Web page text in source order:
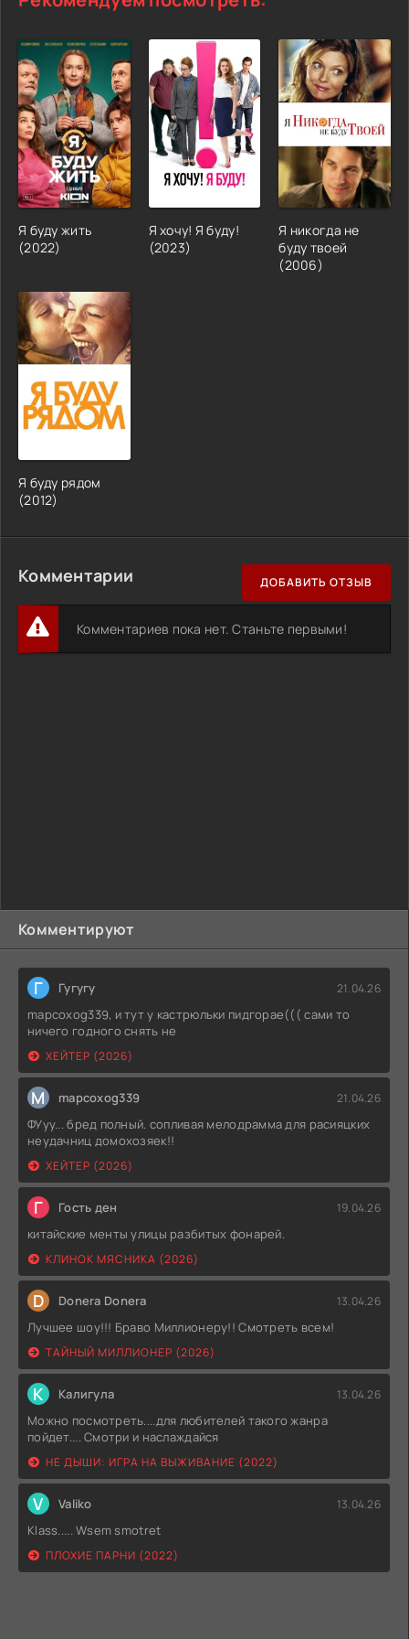
Комментируют
Г Гугугу 21.04.26
mapcoxog339, и тут у кастрюльки пидгорае((( сами то
ничего годного снять не
ХЕЙТЕР (2026)
M mapcoxog339 21.04.26
ФУуу... бред полный. сопливая мелодрамма для расияцких
неудачниц домохозяек!!
ХЕЙТЕР (2026)
Г Гость ден 19.04.26
китайские менты улицы разбитых фонарей.
КЛИНОК МЯСНИКА (2026)
D Donera Donera 13.04.26
Лучшее шоу!!! Браво Миллионеру!! Смотреть всем!
ТАЙНЫЙ МИЛЛИОНЕР (2026)
К Калигула 13.04.26
Можно посмотреть....для любителей такого жанра
пойдет.... Смотри и наслаждайся
НЕ ДЫШИ: ИГРА НА ВЫЖИВАНИЕ (2022)
V Valiko 13.04.26
Klass..... Wsem smotret
ПЛОХИЕ ПАРНИ (2022)
Я буду жить
(2022)
Я хочу! Я буду!
(2023)
Я никогда не
буду твоей
(2006)
Я буду рядом
(2012)
Комментарии ДОБАВИТЬ ОТЗЫВ
Комментариев пока нет. Станьте первыми!